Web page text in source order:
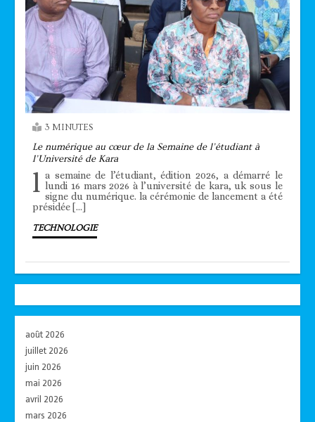
3 MINUTES
Le numérique au cœur de la Semaine de l’étudiant à
l’Université de Kara
l a semaine de l’étudiant, édition 2026, a démarré le
lundi 16 mars 2026 à l’université de kara, uk sous le
signe du numérique. la cérémonie de lancement a été
présidée […]
TECHNOLOGIE
août 2026
juillet 2026
juin 2026
mai 2026
avril 2026
mars 2026